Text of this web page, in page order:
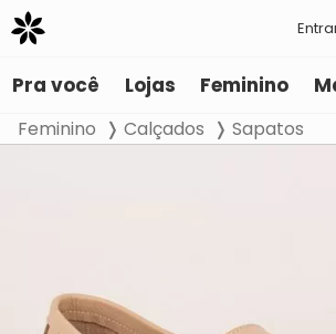
Pra você Lojas Feminino
Feminino Calçados Sapatos